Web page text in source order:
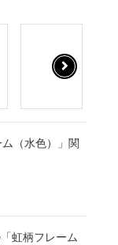
（水色）」関
虹柄フレーム